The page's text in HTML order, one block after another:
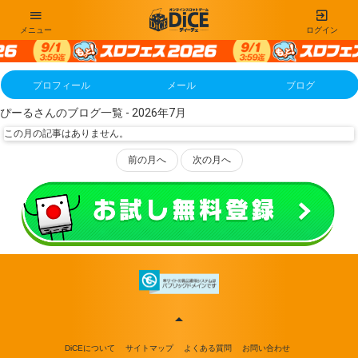
ログイン
メニュー
プロフィール メール ブログ
ぴーるさんのブログ一覧 - 2026年7月
この月の記事はありません。
前の月へ 次の月へ
DiCEについて サイトマップ よくある質問 お問い合わせ